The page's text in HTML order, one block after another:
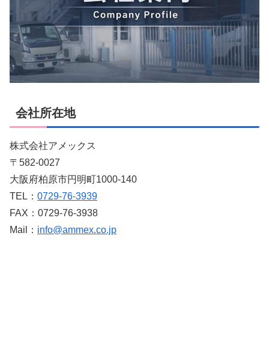
会社所在地
株式会社アメックス
〒582-0027
大阪府柏原市円明町1000-140
TEL： 0729-76-3939
FAX：0729-76-3938
Mail： info@ammex.co.jp